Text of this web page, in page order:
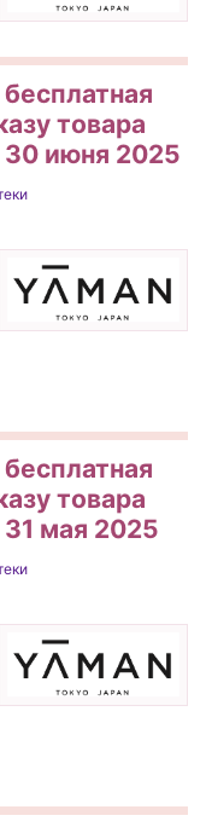
товара
30 июня 2025
товара
мая 2025